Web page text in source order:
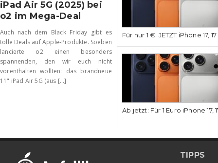
iPad Air 5G (2025) bei
o2 im Mega-Deal
Auch nach dem Black Friday gibt es
tolle Deals auf Apple-Produkte. Soeben
lancierte o2 einen besonders
spannenden, den wir euch nicht
vorenthalten wollten: das brandneue
11" iPad Air 5G (aus [...]
Für nur 1 €: JETZT iPhone 17,
Ab jetzt: Für 1 Euro iPhone
TIPPS